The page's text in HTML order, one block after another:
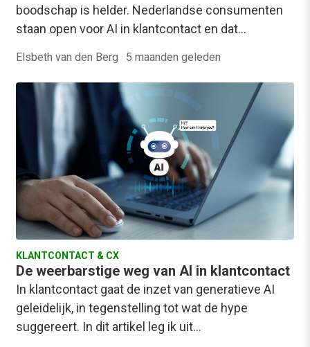
boodschap is helder. Nederlandse consumenten
staan open voor AI in klantcontact en dat…
Elsbeth van den Berg · 5 maanden geleden
KLANTCONTACT & CX
De weerbarstige weg van AI in klantcontact
In klantcontact gaat de inzet van generatieve AI
geleidelijk, in tegenstelling tot wat de hype
suggereert. In dit artikel leg ik uit…